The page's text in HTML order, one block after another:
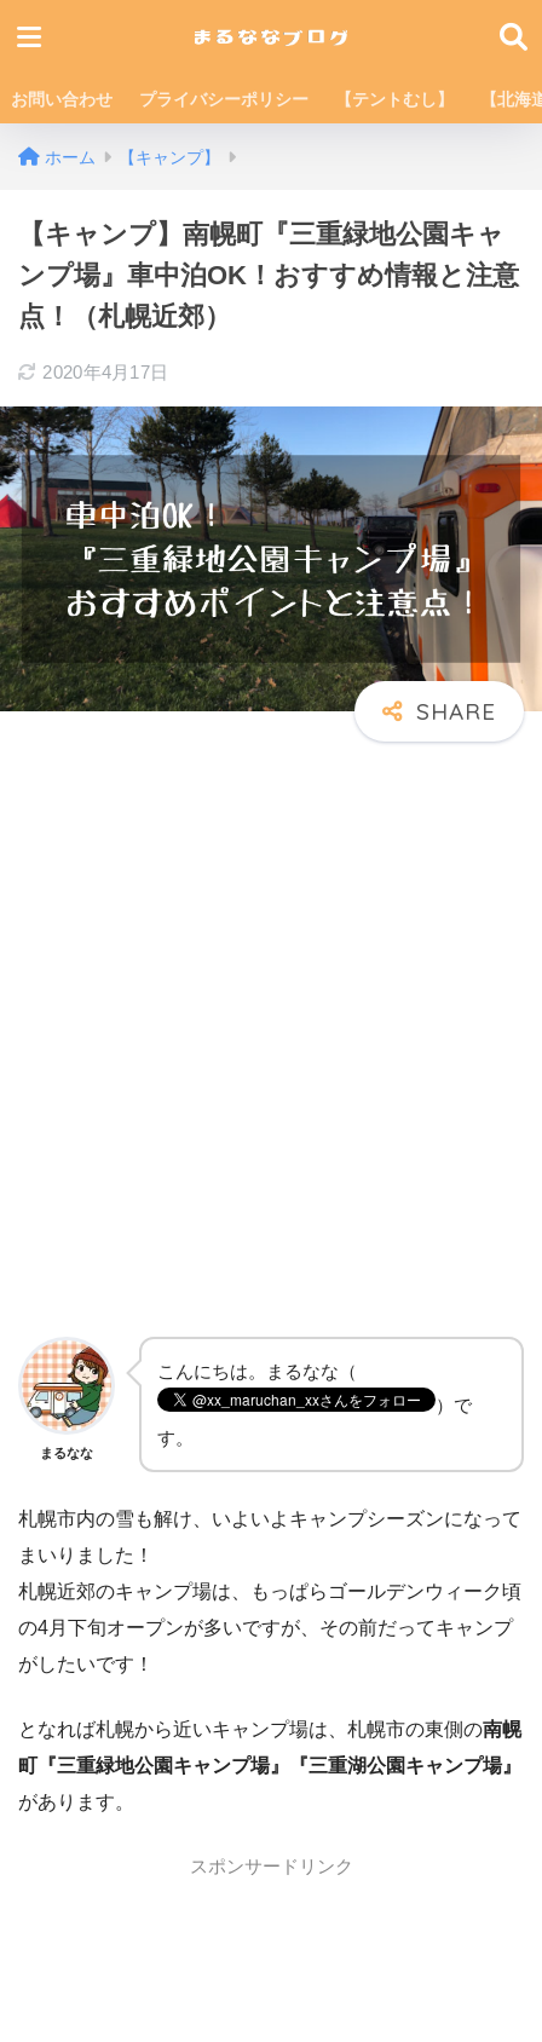
お問い合わせ プライバシーポリシー 【テントむし】 【北海
ホーム 【キャンプ】
【キャンプ】南幌町『三重緑地公園キャ
ンプ場』車中泊OK！おすすめ情報と注意
点！（札幌近郊）
2020年4月17日
まるなな
こんにちは。まるなな（
）で
す。
札幌市内の雪も解け、いよいよキャンプシーズンになって
まいりました！
札幌近郊のキャンプ場は、もっぱらゴールデンウィーク頃
の4月下旬オープンが多いですが、その前だってキャンプ
がしたいです！
となれば札幌から近いキャンプ場は、札幌市の東側の南幌
町『三重緑地公園キャンプ場』『三重湖公園キャンプ場』
があります。
スポンサードリンク